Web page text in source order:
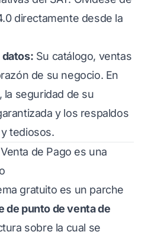
directamente desde la
datos: Su catálogo, ventas
de su negocio. En
la seguridad de su
y los respaldos
tediosos.
de Pago es una
gratuito es un parche
de punto de venta de
sobre la cual se